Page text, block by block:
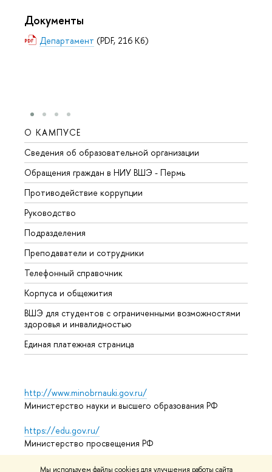
Мы используем файлы cookies для улучшения работы сайта
Документы
Департамент (PDF, 216 Кб)
О КАМПУСЕ
Сведения об образовательной организации
Обращения граждан в НИУ ВШЭ - Пермь
Противодействие коррупции
Руководство
Подразделения
Преподаватели и сотрудники
Телефонный справочник
Корпуса и общежития
ВШЭ для студентов с ограниченными возможностями
здоровья и инвалидностью
Единая платежная страница
http://www.minobrnauki.gov.ru/
Министерство науки и высшего образования РФ
https://edu.gov.ru/
Министерство просвещения РФ
https://elearning.hse.ru/mooc